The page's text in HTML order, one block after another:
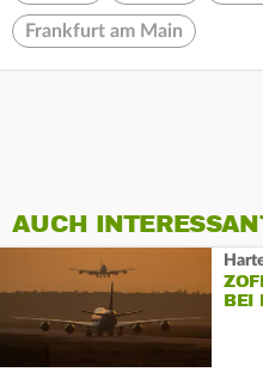
Frankfurt am Main
AUCH
BEI